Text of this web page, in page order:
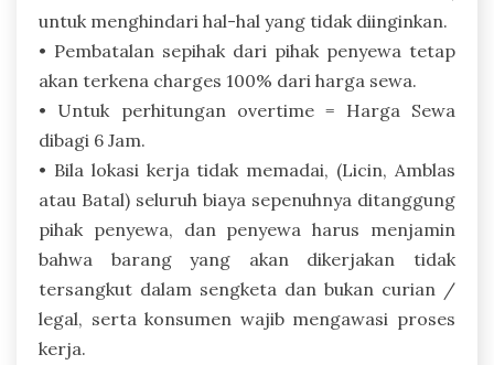
untuk menghindari hal-hal yang tidak diinginkan.
• Pembatalan sepihak dari pihak penyewa tetap
akan terkena charges 100% dari harga sewa.
• Untuk perhitungan overtime = Harga Sewa
dibagi 6 Jam.
• Bila lokasi kerja tidak memadai, (Licin, Amblas
atau Batal) seluruh biaya sepenuhnya ditanggung
pihak penyewa, dan penyewa harus menjamin
bahwa barang yang akan dikerjakan tidak
tersangkut dalam sengketa dan bukan curian /
legal, serta konsumen wajib mengawasi proses
kerja.